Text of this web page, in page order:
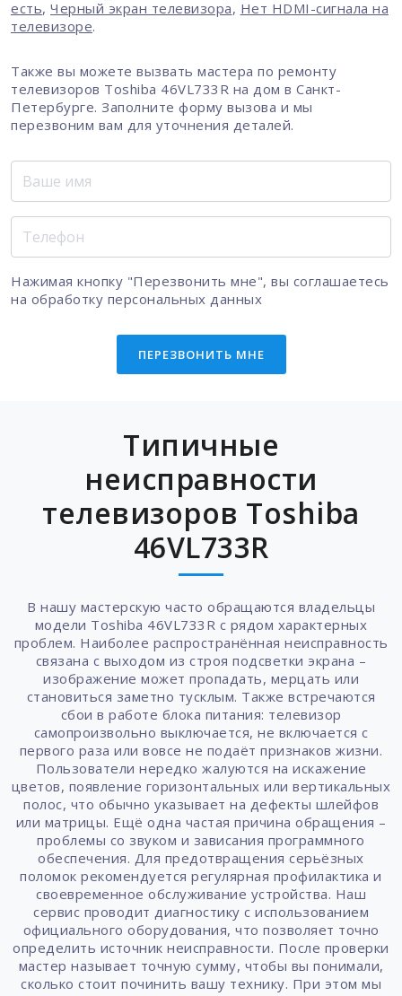
есть, Черный экран телевизора, Нет HDMI-сигнала на
телевизоре.
Также вы можете вызвать мастера по ремонту
телевизоров Toshiba 46VL733R на дом в Санкт-
Петербурге. Заполните форму вызова и мы
перезвоним вам для уточнения деталей.
Нажимая кнопку "Перезвонить мне", вы соглашаетесь
на обработку персональных данных
ПЕРЕЗВОНИТЬ МНЕ
Типичные
неисправности
телевизоров Toshiba
46VL733R
В нашу мастерскую часто обращаются владельцы
модели Toshiba 46VL733R с рядом характерных
проблем. Наиболее распространённая неисправность
связана с выходом из строя подсветки экрана –
изображение может пропадать, мерцать или
становиться заметно тусклым. Также встречаются
сбои в работе блока питания: телевизор
самопроизвольно выключается, не включается с
первого раза или вовсе не подаёт признаков жизни.
Пользователи нередко жалуются на искажение
цветов, появление горизонтальных или вертикальных
полос, что обычно указывает на дефекты шлейфов
или матрицы. Ещё одна частая причина обращения –
проблемы со звуком и зависания программного
обеспечения. Для предотвращения серьёзных
поломок рекомендуется регулярная профилактика и
своевременное обслуживание устройства. Наш
сервис проводит диагностику с использованием
официального оборудования, что позволяет точно
определить источник неисправности. После проверки
мастер называет точную сумму, чтобы вы понимали,
сколько стоит починить вашу технику. При этом мы